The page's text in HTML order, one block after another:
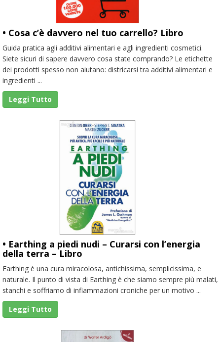
• Cosa c’è davvero nel tuo carrello? Libro
Guida pratica agli additivi alimentari e agli ingredienti cosmetici.
Siete sicuri di sapere davvero cosa state comprando? Le etichette
dei prodotti spesso non aiutano: districarsi tra additivi alimentari e
ingredienti ...
Leggi Tutto
• Earthing a piedi nudi – Curarsi con l’energia
della terra – Libro
Earthing è una cura miracolosa, antichissima, semplicissima, e
naturale. Il punto di vista di Earthing è che siamo sempre più malati,
stanchi e soffriamo di infiammazioni croniche per un motivo ...
Leggi Tutto